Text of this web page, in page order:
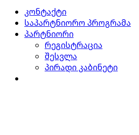
კონტაქტი
საპარტნიორო პროგრამა
პარტნიორი
რეგისტრაცია
შესვლა
პირადი კაბინეტი